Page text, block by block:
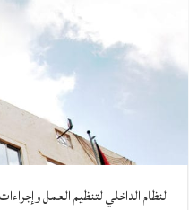
النظام الداخلي لتنظيم العمل